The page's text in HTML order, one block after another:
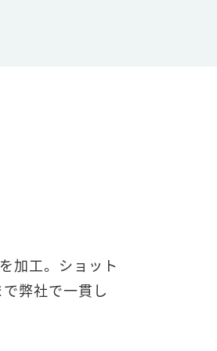
加工。ショット
弊社で一貫し